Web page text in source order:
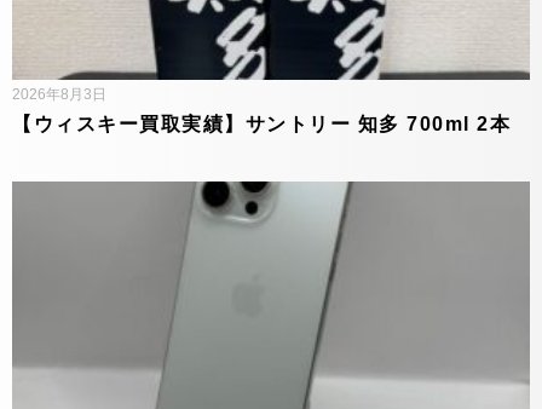
【ウィスキー買取実績】サントリー 知多 700ml 2本
2026年8月3日